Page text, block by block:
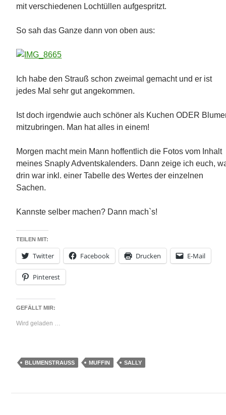
mit verschiedenen Lochtüllen aufgespritzt.
So sah das Ganze dann von oben aus:
Ich habe den Strauß schon zweimal gemacht und er ist
jedes Mal sehr gut angekommen.
Ist doch irgendwie auch schöner als Kuchen ODER
mitzubringen. Man hat alles in einem!
Morgen macht mein Mann hoffentlich die Fotos vom Inhalt
meines Snaply Adventskalenders. Dann zeige ich euch,
drin war inkl. einer Tabelle des Wertes der einzelnen
Sachen.
Kannste selber machen? Dann mach`s!
TEILEN MIT:
Twitter Facebook Drucken E-Mail
Pinterest
GEFÄLLT MIR:
Wird geladen …
BLUMENSTRAUSS MUFFIN SALLY